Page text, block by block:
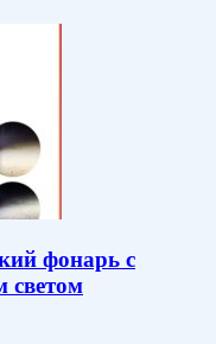
фонарь с
светом